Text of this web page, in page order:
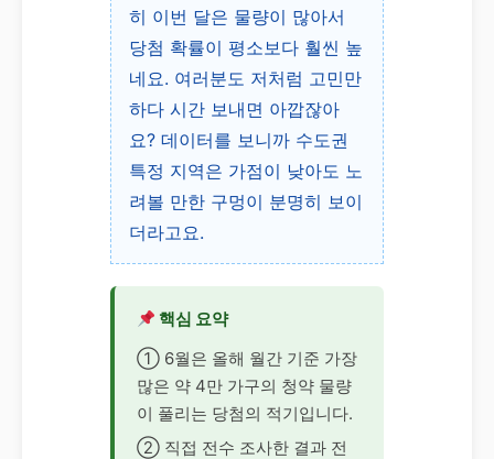
히 이번 달은 물량이 많아서
당첨 확률이 평소보다 훨씬 높
네요. 여러분도 저처럼 고민만
하다 시간 보내면 아깝잖아
요? 데이터를 보니까 수도권
특정 지역은 가점이 낮아도 노
려볼 만한 구멍이 분명히 보이
더라고요.
핵심 요약
① 6월은 올해 월간 기준 가장
많은 약 4만 가구의 청약 물량
이 풀리는 당첨의 적기입니다.
② 직접 전수 조사한 결과 전